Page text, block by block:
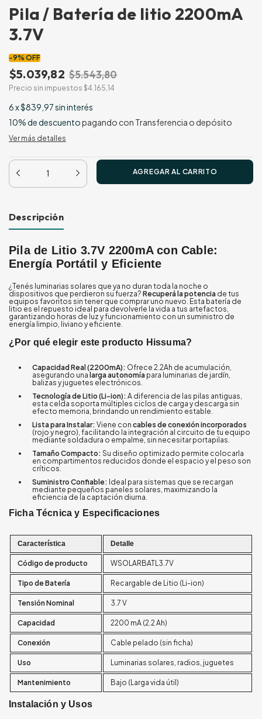
Pila / Batería de litio 2200mA
3.7V
-9% OFF
$5.039,82 $5.543,80
Precio sin impuestos $4.165,14
6x$839,97sin interés
10% de descuentopagando con Transferencia o depósito
Ver más detalles
Descripción
Pila de Litio 3.7V 2200mA con Cable:
Energía Portátil y Eficiente
¿Tenés luminarias solares que ya no duran toda la noche o
dispositivos que perdieron su fuerza? Recuperá la potencia de tus
equipos favoritos sin tener que comprar uno nuevo. Esta batería de
litio es el repuesto ideal para devolverle la vida a tus artefactos,
garantizando horas de luz y funcionamiento con un suministro de
energía limpio, liviano y eficiente.
¿Por qué elegir este producto Hissuma?
Capacidad Real (2200mA): Ofrece 2.2Ah de acumulación,
asegurando una larga autonomía para luminarias de jardín,
balizas y juguetes electrónicos.
Tecnología de Litio (Li-ion): A diferencia de las pilas antiguas,
esta celda soporta múltiples ciclos de carga y descarga sin
efecto memoria, brindando un rendimiento estable.
Lista para Instalar: Viene con cables de conexión incorporados
(rojo y negro), facilitando la integración al circuito de tu equipo
mediante soldadura o empalme, sin necesitar portapilas.
Tamaño Compacto: Su diseño optimizado permite colocarla
en compartimentos reducidos donde el espacio y el peso son
críticos.
Suministro Confiable: Ideal para sistemas que se recargan
mediante pequeños paneles solares, maximizando la
eficiencia de la captación diurna.
Ficha Técnica y Especificaciones
Característica Detalle
Código de producto WSOLARBATL3.7V
Tipo de Batería Recargable de Litio (Li-ion)
Tensión Nominal 3.7 V
Capacidad 2200 mA (2.2 Ah)
Conexión Cable pelado (sin ficha)
Uso Luminarias solares, radios, juguetes
Mantenimiento Bajo (Larga vida útil)
Instalación y Usos